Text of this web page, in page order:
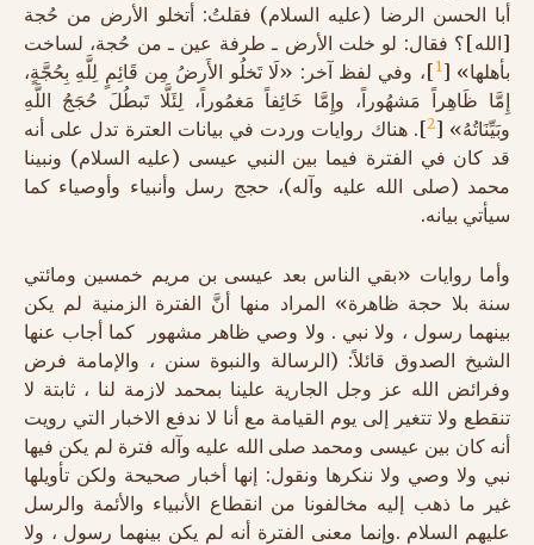
أبا الحسن الرضا (عليه السلام) فقلتُ: أتخلو الأرض من حُجة
[الله]؟ فقال: لو خلت الأرض ـ طرفة عين ـ من حُجة، لساخت
بأهلها» [1 ]، وفي لفظ آخر: «لَا تَخلُو الأَرضُ مِن قَائِمٍ لِلَّهِ بِحُجَّةٍ،
إِمَّا ظَاهِراً مَشهُوراً، وإِمَّا خَائِفاً مَغمُوراً، لِئَلَّا تَبطُلَ حُجَجُ اللَّهِ
وبَيِّنَاتُهُ» [2]. هناك روايات وردت في بيانات العترة تدل على أنه
قد كان في الفترة فيما بين النبي عيسى (عليه السلام) ونبينا
محمد (صلى الله عليه وآله)، حجج رسل وأنبياء وأوصياء كما
سيأتي بيانه.
وأما روايات «بقي الناس بعد عيسى بن مريم خمسين ومائتي
سنة بلا حجة ظاهرة» المراد منها أنَّ الفترة الزمنية لم يكن
بينهما رسول ، ولا نبي . ولا وصي ظاهر مشهور كما أجاب عنها
الشيخ الصدوق قائلاً: (الرسالة والنبوة سنن ، والإمامة فرض
وفرائض الله عز وجل الجارية علينا بمحمد لازمة لنا ، ثابتة لا
تنقطع ولا تتغير إلى يوم القيامة مع أنا لا ندفع الاخبار التي رويت
أنه كان بين عيسى ومحمد صلى الله عليه وآله فترة لم يكن فيها
نبي ولا وصي ولا ننكرها ونقول: إنها أخبار صحيحة ولكن تأويلها
غير ما ذهب إليه مخالفونا من انقطاع الأنبياء والأئمة والرسل
عليهم السلام .وإنما معنى الفترة أنه لم يكن بينهما رسول ، ولا